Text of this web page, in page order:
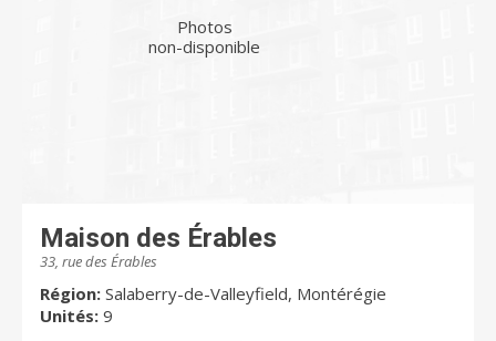
Photos
non-disponible
Maison des Érables
33, rue des Érables
Région: Salaberry-de-Valleyfield, Montérégie
Unités: 9